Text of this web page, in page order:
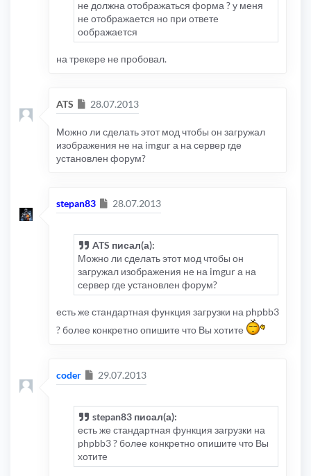
не должна отображаться форма ? у меня
не отображается но при ответе
оображается
на трекере не пробовал.
ATS Сообщение
28.07.2013
Можно ли сделать этот мод чтобы он загружал
изображения не на imgur а на сервер где
установлен форум?
stepan83 Сообщение
28.07.2013
ATS писал(а):
Можно ли сделать этот мод чтобы он
загружал изображения не на imgur а на
сервер где установлен форум?
есть же стандартная функция загрузки на phpbb3
? более конкретно опишите что Вы хотите
coder Сообщение
29.07.2013
stepan83 писал(а):
есть же стандартная функция загрузки на
phpbb3 ? более конкретно опишите что Вы
хотите